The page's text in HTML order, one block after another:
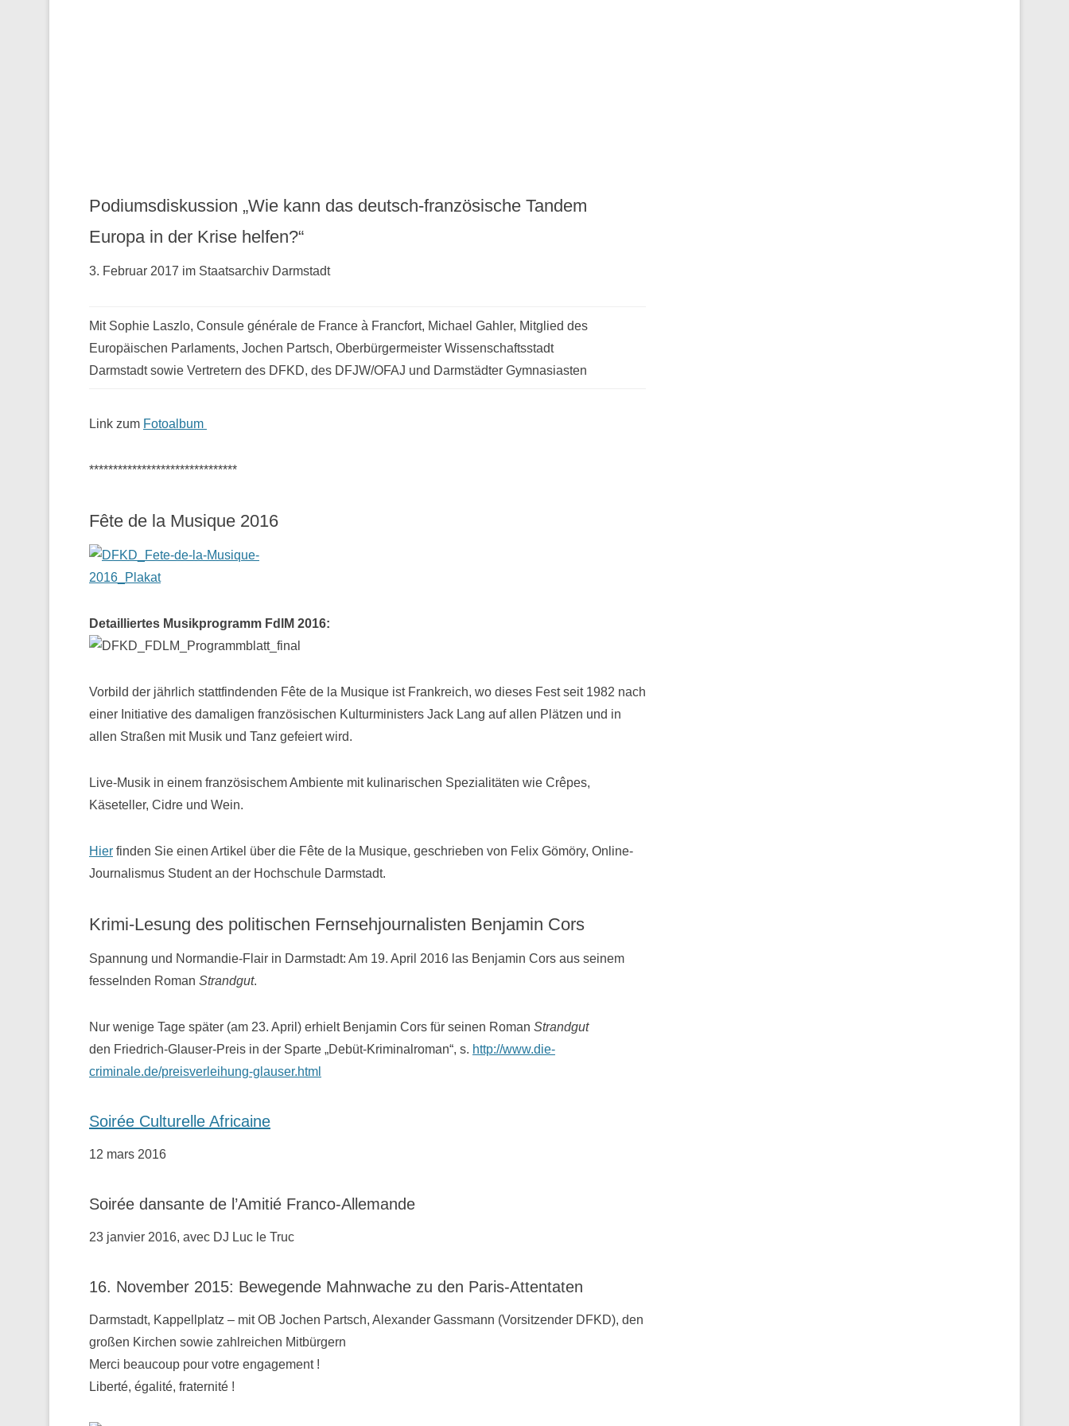
Podiumsdiskussion „Wie kann das deutsch-französische Tandem
Europa in der Krise helfen?“
3. Februar 2017 im Staatsarchiv Darmstadt
Mit Sophie Laszlo, Consule générale de France à Francfort, Michael Gahler, Mitglied des
Europäischen Parlaments, Jochen Partsch, Oberbürgermeister Wissenschaftsstadt
Darmstadt sowie Vertretern des DFKD, des DFJW/OFAJ und Darmstädter Gymnasiasten
Link zum Fotoalbum
*******************************
Fête de la Musique 2016
Detailliertes Musikprogramm FdlM 2016:
Vorbild der jährlich stattfindenden Fête de la Musique ist Frankreich, wo dieses Fest seit 1982 nach
einer Initiative des damaligen französischen Kulturministers Jack Lang auf allen Plätzen und in
allen Straßen mit Musik und Tanz gefeiert wird.
Live-Musik in einem französischem Ambiente mit kulinarischen Spezialitäten wie Crêpes,
Käseteller, Cidre und Wein.
Hier finden Sie einen Artikel über die Fête de la Musique, geschrieben von Felix Gömöry, Online-
Journalismus Student an der Hochschule Darmstadt.
Krimi-Lesung des politischen Fernsehjournalisten Benjamin Cors
Spannung und Normandie-Flair in Darmstadt: Am 19. April 2016 las Benjamin Cors aus seinem
fesselnden Roman Strandgut.
Nur wenige Tage später (am 23. April) erhielt Benjamin Cors für seinen Roman Strandgut
den Friedrich-Glauser-Preis in der Sparte „Debüt-Kriminalroman“, s. http://www.die-
criminale.de/preisverleihung-glauser.html
Soirée Culturelle Africaine
12 mars 2016
Soirée dansante de l’Amitié Franco-Allemande
23 janvier 2016, avec DJ Luc le Truc
16. November 2015: Bewegende Mahnwache zu den ‪Paris-Attentaten
Darmstadt, Kappellplatz – mit OB Jochen Partsch, Alexander Gassmann (Vorsitzender ‪‎DFKD), den
großen Kirchen sowie zahlreichen Mitbürgern
Merci beaucoup pour votre engagement !
Liberté, égalité, fraternité !